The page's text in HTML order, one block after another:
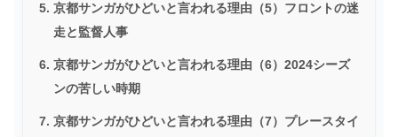
京都サンガがひどいと言われる理由（5）フロントの迷
走と監督人事
京都サンガがひどいと言われる理由（6）2024シーズ
ンの苦しい時期
京都サンガがひどいと言われる理由（7）プレースタイ